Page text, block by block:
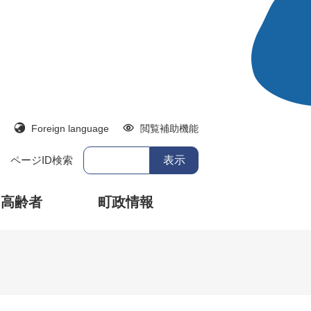
Foreign language 閲覧補助機能
ページID検索
齢者 町政情報